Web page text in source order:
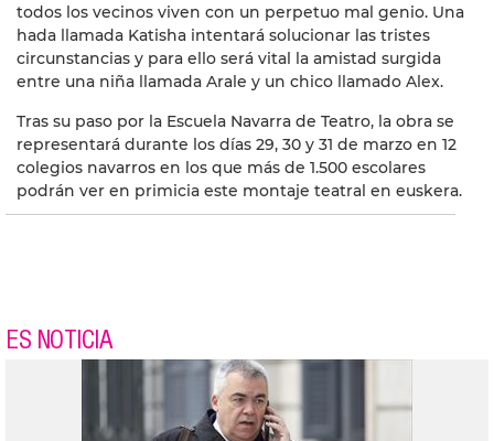
todos los vecinos viven con un perpetuo mal genio. Una
hada llamada Katisha intentará solucionar las tristes
circunstancias y para ello será vital la amistad surgida
entre una niña llamada Arale y un chico llamado Alex.
Tras su paso por la Escuela Navarra de Teatro, la obra se
representará durante los días 29, 30 y 31 de marzo en 12
colegios navarros en los que más de 1.500 escolares
podrán ver en primicia este montaje teatral en euskera.
ES NOTICIA